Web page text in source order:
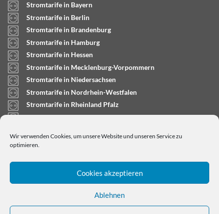
Wir verwenden Cookies, um unsere Website und unseren Service zu
optimieren.
Cookies akzeptieren
Ablehnen
Stromtarife in Bayern
Stromtarife in Berlin
Stromtarife in Brandenburg
Stromtarife in Hamburg
Stromtarife in Hessen
Stromtarife in Mecklenburg-Vorpommern
Stromtarife in Niedersachsen
Stromtarife in Nordrhein-Westfalen
Stromtarife in Rheinland Pfalz
Stromtarife in Saarland
Stromtarife in Schleswig-Holstein